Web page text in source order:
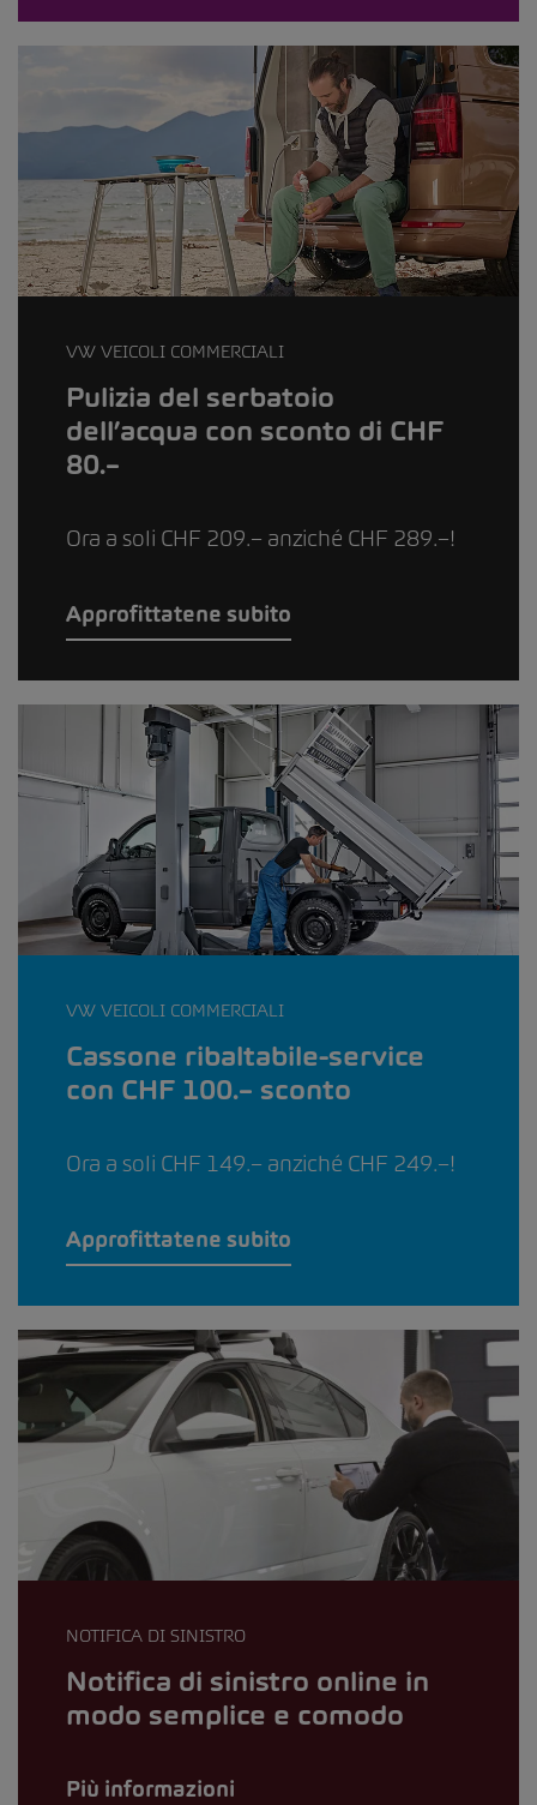
VW VEICOLI COMMERCIALI
Pulizia del serbatoio
dell’acqua con sconto di CHF
80.–
Ora a soli CHF 209.– anziché CHF 289.–!
Approfittatene subito
VW VEICOLI COMMERCIALI
Cassone ribaltabile-service
con CHF 100.– sconto
Ora a soli CHF 149.– anziché CHF 249.–!
Approfittatene subito
NOTIFICA DI SINISTRO
Notifica di sinistro online in
modo semplice e comodo
Più informazioni